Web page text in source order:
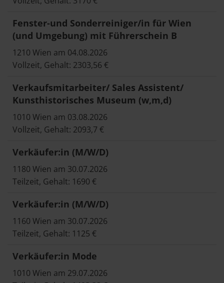
Fenster-und Sonderreiniger/in für Wien
(und Umgebung) mit Führerschein B
1210 Wien am 04.08.2026
Vollzeit, Gehalt: 2303,56 €
Verkaufsmitarbeiter/ Sales Assistent/
Kunsthistorisches Museum (w,m,d)
1010 Wien am 03.08.2026
Vollzeit, Gehalt: 2093,7 €
Verkäufer:in (M/W/D)
1180 Wien am 30.07.2026
Teilzeit, Gehalt: 1690 €
Verkäufer:in (M/W/D)
1160 Wien am 30.07.2026
Teilzeit, Gehalt: 1125 €
Verkäufer:in Mode
1010 Wien am 29.07.2026